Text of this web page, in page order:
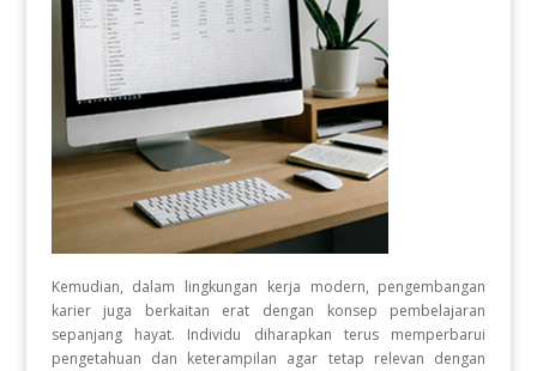
Kemudian, dalam lingkungan kerja modern, pengembangan
karier juga berkaitan erat dengan konsep pembelajaran
sepanjang hayat. Individu diharapkan terus memperbarui
pengetahuan dan keterampilan agar tetap relevan dengan